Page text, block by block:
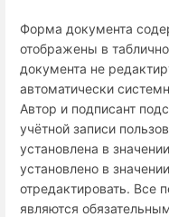
Форма документа
отображены в
документа не
автоматически
Автор и подписант
учётной записи
установлена в
установлено в
отредактировать. Все
являются